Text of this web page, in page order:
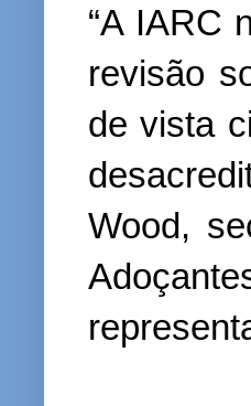
“A IARC
revisão
de vista
Wood,